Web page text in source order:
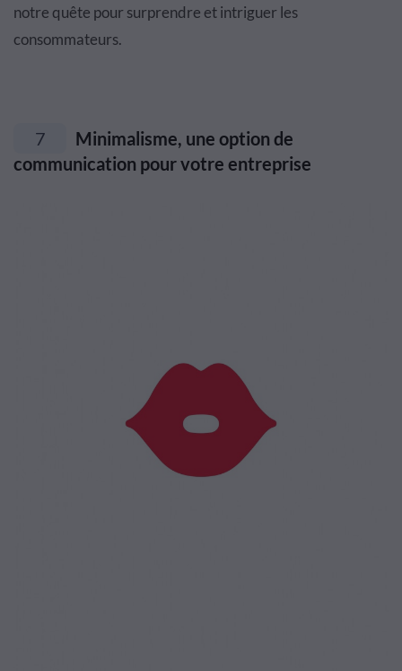
notre quête pour surprendre et intriguer les
consommateurs.
7
Minimalisme, une option de
communication pour votre entreprise